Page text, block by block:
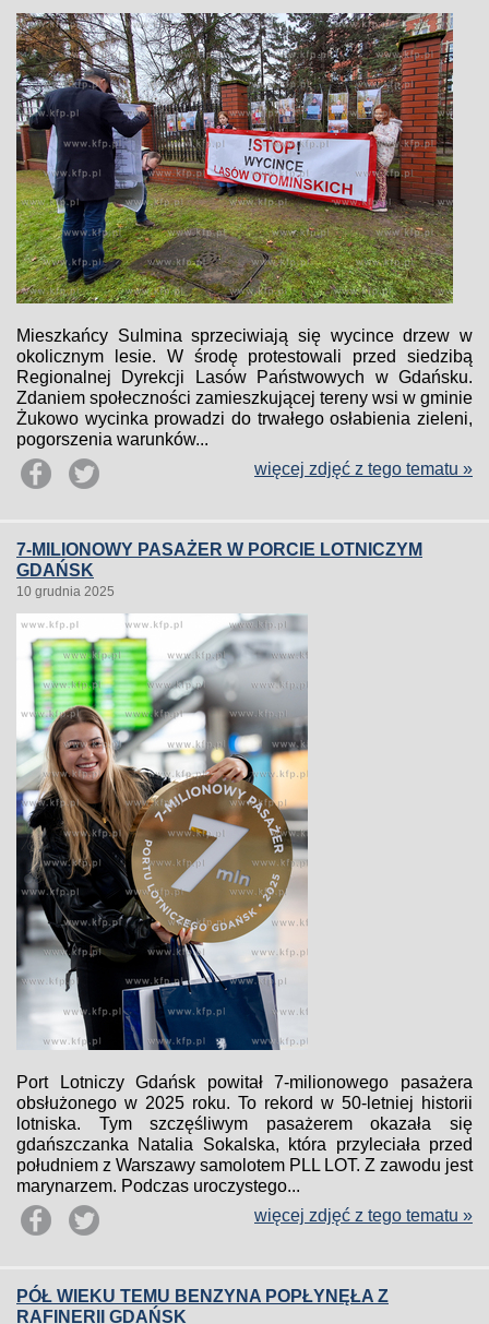
Mieszkańcy Sulmina sprzeciwiają się wycince drzew w
okolicznym lesie. W środę protestowali przed siedzibą
Regionalnej Dyrekcji Lasów Państwowych w Gdańsku.
Zdaniem społeczności zamieszkującej tereny wsi w gminie
Żukowo wycinka prowadzi do trwałego osłabienia zieleni,
pogorszenia warunków...
więcej zdjęć z tego tematu »
7-MILIONOWY PASAŻER W PORCIE LOTNICZYM
GDAŃSK
10 grudnia 2025
Port Lotniczy Gdańsk powitał 7-milionowego pasażera
obsłużonego w 2025 roku. To rekord w 50-letniej historii
lotniska. Tym szczęśliwym pasażerem okazała się
gdańszczanka Natalia Sokalska, która przyleciała przed
południem z Warszawy samolotem PLL LOT. Z zawodu jest
marynarzem. Podczas uroczystego...
więcej zdjęć z tego tematu »
PÓŁ WIEKU TEMU BENZYNA POPŁYNĘŁA Z
RAFINERII GDAŃSK